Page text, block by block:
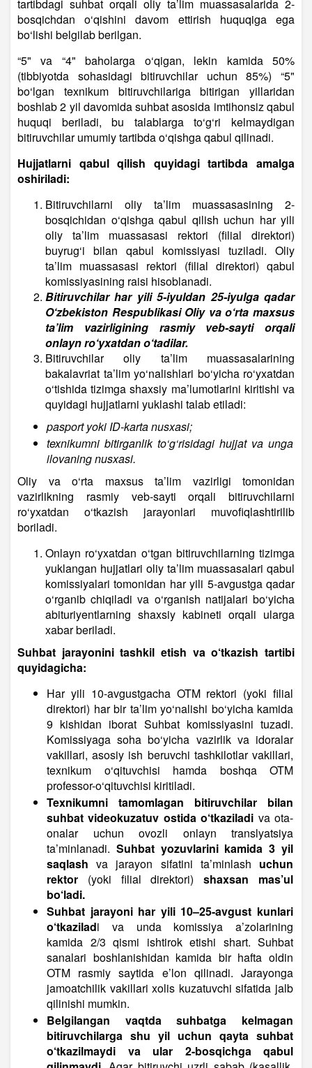
tartibdagi suhbat orqali oliy ta’lim muassasalarida 2-
bosqichdan o‘qishini davom ettirish huquqiga ega
bo‘lishi belgilab berilgan.
“5" va “4" baholarga o‘qigan, lekin kamida 50%
(tibbiyotda sohasidagi bitiruvchilar uchun 85%) “5"
bo‘lgan texnikum bitiruvchilariga bitirigan yillaridan
boshlab 2 yil davomida suhbat asosida imtihonsiz qabul
huquqi beriladi, bu talablarga to‘g‘ri kelmaydigan
bitiruvchilar umumiy tartibda o‘qishga qabul qilinadi.
Hujjatlarni qabul qilish quyidagi tartibda amalga
oshiriladi:
Bitiruvchilarni oliy ta’lim muassasasining 2-
bosqichidan o‘qishga qabul qilish uchun har yili
oliy ta’lim muassasasi rektori (filial direktori)
buyrug‘i bilan qabul komissiyasi tuziladi. Oliy
ta’lim muassasasi rektori (filial direktori) qabul
komissiyasining raisi hisoblanadi.
Bitiruvchilar har yili 5-iyuldan 25-iyulga qadar
O‘zbekiston Respublikasi Oliy va o‘rta maxsus
ta’lim vazirligining rasmiy veb-sayti orqali
onlayn ro‘yxatdan o‘tadilar.
Bitiruvchilar oliy ta’lim muassasalarining
bakalavriat ta’lim yo‘nalishlari bo‘yicha ro‘yxatdan
o‘tishida tizimga shaxsiy ma’lumotlarini kiritishi va
quyidagi hujjatlarni yuklashi talab etiladi:
pasport yoki ID-karta nusxasi;
texnikumni bitirganlik to‘g‘risidagi hujjat va unga
ilovaning nusxasi.
Oliy va o‘rta maxsus ta’lim vazirligi tomonidan
vazirlikning rasmiy veb-sayti orqali bitiruvchilarni
ro‘yxatdan o‘tkazish jarayonlari muvofiqlashtirilib
boriladi.
Onlayn ro‘yxatdan o‘tgan bitiruvchilarning tizimga
yuklangan hujjatlari oliy ta’lim muassasalari qabul
komissiyalari tomonidan har yili 5-avgustga qadar
o‘rganib chiqiladi va o‘rganish natijalari bo‘yicha
abituriyentlarning shaxsiy kabineti orqali ularga
xabar beriladi.
Suhbat jarayonini tashkil etish va o‘tkazish tartibi
quyidagicha:
Har yili 10-avgustgacha OTM rektori (yoki filial
direktori) har bir ta’lim yo‘nalishi bo‘yicha kamida
9 kishidan iborat Suhbat komissiyasini tuzadi.
Komissiyaga soha bo‘yicha vazirlik va idoralar
vakillari, asosiy ish beruvchi tashkilotlar vakillari,
texnikum o‘qituvchisi hamda boshqa OTM
professor-o‘qituvchisi kiritiladi.
Texnikumni tamomlagan bitiruvchilar bilan
suhbat videokuzatuv ostida o‘tkaziladi va ota-
onalar uchun ovozli onlayn translyatsiya
ta’minlanadi. Suhbat yozuvlarini kamida 3 yil
saqlashva jarayon sifatini ta’minlash uchun
rektor (yoki filial direktori)shaxsan mas’ul
bo‘ladi.
Suhbat jarayoni har yili 10–25-avgust kunlari
o‘tkaziladi va unda komissiya a’zolarining
kamida 2/3 qismi ishtirok etishi shart. Suhbat
sanalari boshlanishidan kamida bir hafta oldin
OTM rasmiy saytida e’lon qilinadi. Jarayonga
jamoatchilik vakillari xolis kuzatuvchi sifatida jalb
qilinishi mumkin.
Belgilangan vaqtda suhbatga kelmagan
bitiruvchilarga shu yil uchun qayta suhbat
o‘tkazilmaydi va ular 2-bosqichga qabul